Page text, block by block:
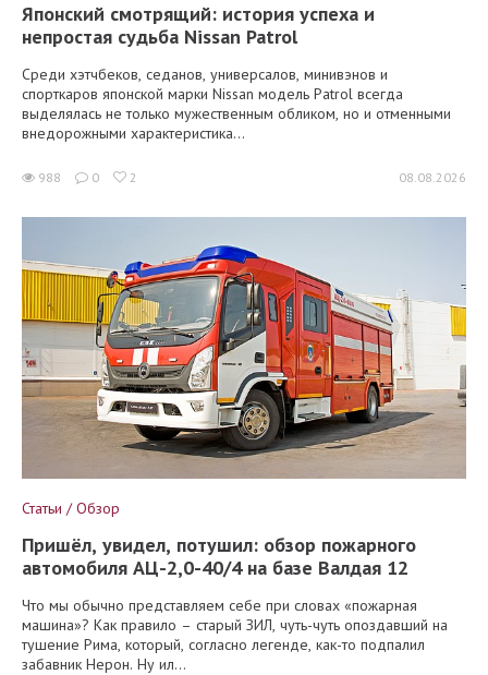
Японский смотрящий: история успеха и
непростая судьба Nissan Patrol
Среди хэтчбеков, седанов, универсалов, минивэнов и
спорткаров японской марки Nissan модель Patrol всегда
выделялась не только мужественным обликом, но и отменными
внедорожными характеристика...
988 0 2 08.08.2026
Статьи / Обзор
Пришёл, увидел, потушил: обзор пожарного
автомобиля АЦ-2,0-40/4 на базе Валдая 12
Что мы обычно представляем себе при словах «пожарная
машина»? Как правило – старый ЗИЛ, чуть-чуть опоздавший на
тушение Рима, который, согласно легенде, как-то подпалил
забавник Нерон. Ну ил...